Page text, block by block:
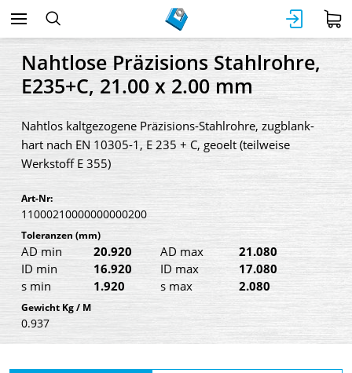
Nahtlose Präzisions Stahlrohre,
E235+C, 21.00 x 2.00 mm
Nahtlos kaltgezogene Präzisions-Stahlrohre, zugblank-
hart nach EN 10305-1, E 235 + C, geoelt (teilweise
Werkstoff E 355)
Art-Nr:
11000210000000000200
Toleranzen (mm)
AD min 20.920 AD max
21.080
ID min
16.920 ID max
17.080
s min
1.920 s max 2.080
Gewicht Kg / M
0.937